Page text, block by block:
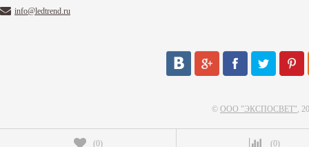
info@ledtrend.ru
© ООО "ЭКСПОСВЕТ",
(0) (0)